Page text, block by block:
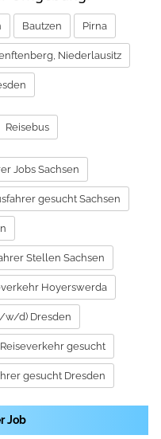
Bautzen Pirna
Niederlausitz
Reisebus
Jobs Sachsen
gesucht Sachsen
Stellen Sachsen
Hoyerswerda
w/d) Dresden
gesucht
gesucht Dresden
Job